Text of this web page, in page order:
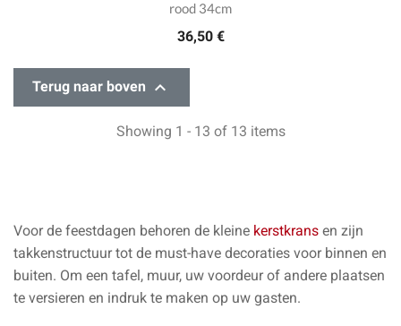
rood 34cm
36,50 €
Terug naar boven 
Showing 1 - 13 of 13 items
Voor de feestdagen behoren de kleine kerstkrans en zijn
takkenstructuur tot de must-have decoraties voor binnen en
buiten. Om een tafel, muur, uw voordeur of andere plaatsen
te versieren en indruk te maken op uw gasten.